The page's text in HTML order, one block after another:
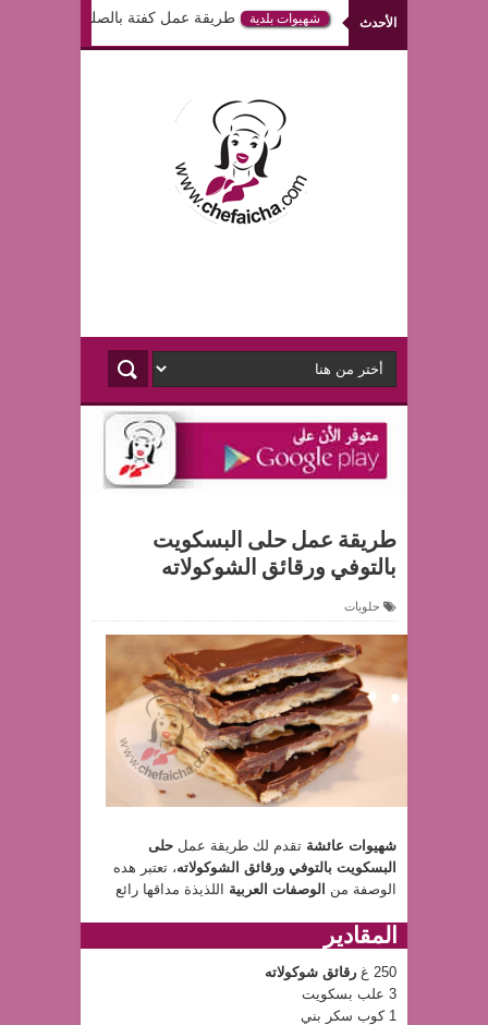
الأحدث شهيوات بلدية طريقة عمل كفتة بالصلصة في الفرن
طريقة عمل حلى البسكويت
بالتوفي ورقائق الشوكولاته
حلويات
شهيوات عائشة تقدم لك طريقة عمل حلى
البسكويت بالتوفي ورقائق الشوكولاته، تعتبر هده
الوصفة من الوصفات العربية اللذيذة مداقها رائع
المقادير
250 غ
رقائق شوكولاته
3 علب بسكويت
1 كوب سكر بني